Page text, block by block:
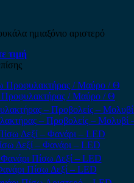
ημιαξόνιο αριστερό
τιμή
/ Μαύρο / Θ
– Προβολείς –
Δεξί – Φανάρι – LED
Πίσω Δεξί – LED